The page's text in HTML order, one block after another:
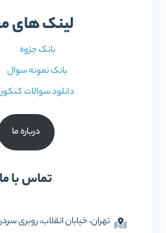
لینک های
بانک جزوه
بانک نمونه سوال
دانلود سوالات کنکور
درباره ما
تماس با ما
تهران، خیابان انقلاب، روبری